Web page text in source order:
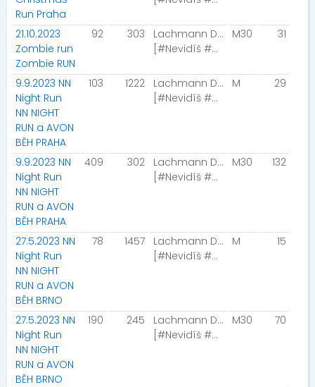
Run Praha
21.10.2023
Zombie run
Zombie RUN
92 303
Lachmann Daniel
[#Nevidíš #uslyšíš]
M30 31
9.9.2023 NN
Night Run
NN NIGHT
RUN a AVON
BĚH PRAHA
103 1222
Lachmann Daniel
[#Nevidíš #uslyšíš]
M 29
9.9.2023 NN
Night Run
NN NIGHT
RUN a AVON
BĚH PRAHA
409 302
Lachmann Daniel
[#Nevidíš #uslyšíš]
M30 132
27.5.2023 NN
Night Run
NN NIGHT
RUN a AVON
BĚH BRNO
78 1457
Lachmann Daniel
[#Nevidíš #uslyšíš]
M 15
27.5.2023 NN
Night Run
NN NIGHT
RUN a AVON
BĚH BRNO
190 245
Lachmann Daniel
[#Nevidíš #uslyšíš]
M30 70